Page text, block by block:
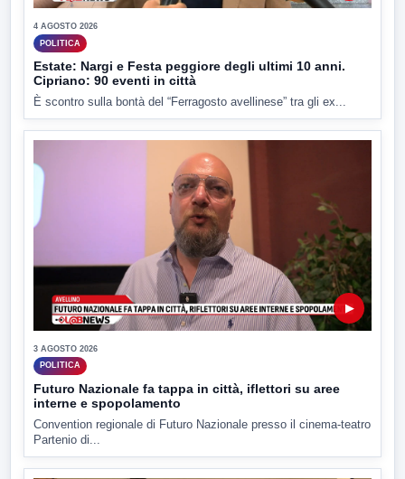
4 AGOSTO 2026
POLITICA
Estate: Nargi e Festa peggiore degli ultimi 10 anni.
Cipriano: 90 eventi in città
È scontro sulla bontà del “Ferragosto avellinese” tra gli ex...
▶
3 AGOSTO 2026
POLITICA
Futuro Nazionale fa tappa in città, iflettori su aree
interne e spopolamento
Convention regionale di Futuro Nazionale presso il cinema-teatro
Partenio di...